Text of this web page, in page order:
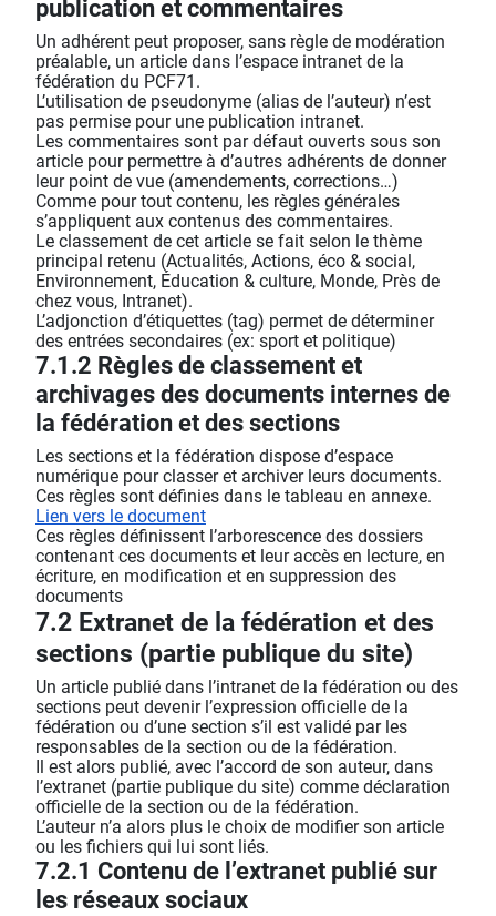
publication et commentaires
Un adhérent peut proposer, sans règle de modération
préalable, un article dans l’espace intranet de la
fédération du PCF71.
L’utilisation de pseudonyme (alias de l’auteur) n’est
pas permise pour une publication intranet.
Les commentaires sont par défaut ouverts sous son
article pour permettre à d’autres adhérents de donner
leur point de vue (amendements, corrections…)
Comme pour tout contenu, les règles générales
s’appliquent aux contenus des commentaires.
Le classement de cet article se fait selon le thème
principal retenu (Actualités, Actions, éco & social,
Environnement, Éducation & culture, Monde, Près de
chez vous, Intranet).
L’adjonction d’étiquettes (tag) permet de déterminer
des entrées secondaires (ex: sport et politique)
7.1.2 Règles de classement et
archivages des documents internes de
la fédération et des sections
Les sections et la fédération dispose d’espace
numérique pour classer et archiver leurs documents.
Ces règles sont définies dans le tableau en annexe.
Lien vers le document
Ces règles définissent l’arborescence des dossiers
contenant ces documents et leur accès en lecture, en
écriture, en modification et en suppression des
documents
7.2 Extranet de la fédération et des
sections (partie publique du site)
Un article publié dans l’intranet de la fédération ou des
sections peut devenir l’expression officielle de la
fédération ou d’une section s’il est validé par les
responsables de la section ou de la fédération.
Il est alors publié, avec l’accord de son auteur, dans
l’extranet (partie publique du site) comme déclaration
officielle de la section ou de la fédération.
L’auteur n’a alors plus le choix de modifier son article
ou les fichiers qui lui sont liés.
7.2.1 Contenu de l’extranet publié sur
les réseaux sociaux